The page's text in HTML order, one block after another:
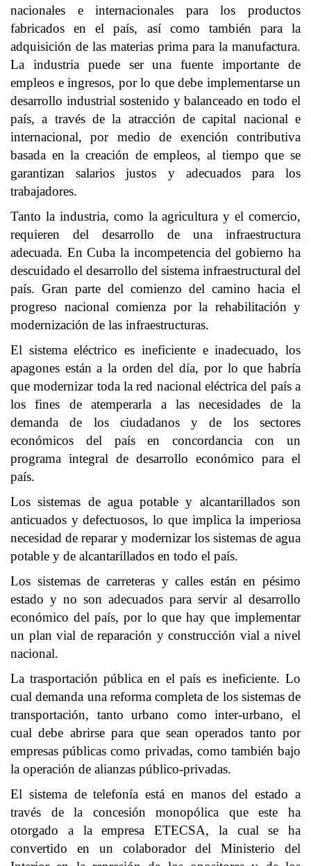
nacionales e internacionales para los productos
fabricados en el país, así como también para la
adquisición de las materias prima para la manufactura.
La industria puede ser una fuente importante de
empleos e ingresos, por lo que debe implementarse un
desarrollo industrial sostenido y balanceado en todo el
país, a través de la atracción de capital nacional e
internacional, por medio de exención contributiva
basada en la creación de empleos, al tiempo que se
garantizan salarios justos y adecuados para los
trabajadores.
Tanto la industria, como la agricultura y el comercio,
requieren del desarrollo de una infraestructura
adecuada. En Cuba la incompetencia del gobierno ha
descuidado el desarrollo del sistema infraestructural del
país. Gran parte del comienzo del camino hacia el
progreso nacional comienza por la rehabilitación y
modernización de las infraestructuras.
El sistema eléctrico es ineficiente e inadecuado, los
apagones están a la orden del día, por lo que habría
que modernizar toda la red nacional eléctrica del país a
los fines de atemperarla a las necesidades de la
demanda de los ciudadanos y de los sectores
económicos del país en concordancia con un
programa integral de desarrollo económico para el
país.
Los sistemas de agua potable y alcantarillados son
anticuados y defectuosos, lo que implica la imperiosa
necesidad de reparar y modernizar los sistemas de agua
potable y de alcantarillados en todo el país.
Los sistemas de carreteras y calles están en pésimo
estado y no son adecuados para servir al desarrollo
económico del país, por lo que hay que implementar
un plan vial de reparación y construcción vial a nivel
nacional.
La trasportación pública en el país es ineficiente. Lo
cual demanda una reforma completa de los sistemas de
transportación, tanto urbano como inter-urbano, el
cual debe abrirse para que sean operados tanto por
empresas públicas como privadas, como también bajo
la operación de alianzas público-privadas.
El sistema de telefonía está en manos del estado a
través de la concesión monopólica que este ha
otorgado a la empresa ETECSA, la cual se ha
convertido en un colaborador del Ministerio del